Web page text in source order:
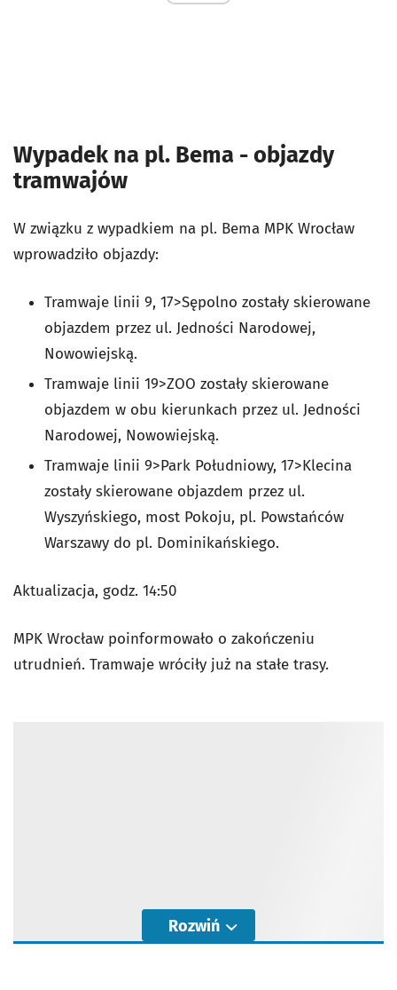
Wypadek na pl. Bema - objazdy
tramwajów
W związku z wypadkiem na pl. Bema MPK Wrocław
wprowadziło objazdy:
Tramwaje linii 9, 17>Sępolno zostały skierowane
objazdem przez ul. Jedności Narodowej,
Nowowiejską.
Tramwaje linii 19>ZOO zostały skierowane
objazdem w obu kierunkach przez ul. Jedności
Narodowej, Nowowiejską.
Tramwaje linii 9>Park Południowy, 17>Klecina
zostały skierowane objazdem przez ul.
Wyszyńskiego, most Pokoju, pl. Powstańców
Warszawy do pl. Dominikańskiego.
Aktualizacja, godz. 14:50
MPK Wrocław poinformowało o zakończeniu
utrudnień. Tramwaje wróciły już na stałe trasy.
Rozwiń